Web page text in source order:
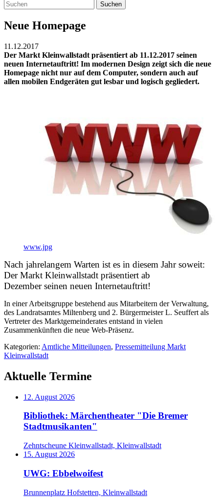
Suchen
Neue Homepage
11.12.2017
Der Markt Kleinwallstadt präsentiert ab 11.12.2017 seinen
neuen Internetauftritt! Im modernen Design zeigt sich die neue
Homepage nicht nur auf dem Computer, sondern auch auf
allen mobilen Endgeräten gut lesbar und logisch gegliedert.
www.jpg
Nach jahrelangem Warten ist es in diesem Jahr soweit:
Der Markt Kleinwallstadt präsentiert ab
Dezember seinen neuen Internetauftritt!
In einer Arbeitsgruppe bestehend aus Mitarbeitern der Verwaltung,
des Landratsamtes Miltenberg und 2. Bürgermeister L. Seuffert als
Vertreter des Marktgemeinderates entstand in vielen
Zusammenkünften die neue Web-Präsenz.
Kategorien: Amtliche Mitteilungen, Pressemitteilung Markt
Kleinwallstadt
Aktuelle Termine
12. August 2026
Bibliothek: Märchentheater "Die Bremer
Stadtmusikanten"
Zehntscheune Kleinwallstadt, Kleinwallstadt
15. August 2026
UWG: Ebbelwoifest
Brunnenplatz Hofstetten, Kleinwallstadt